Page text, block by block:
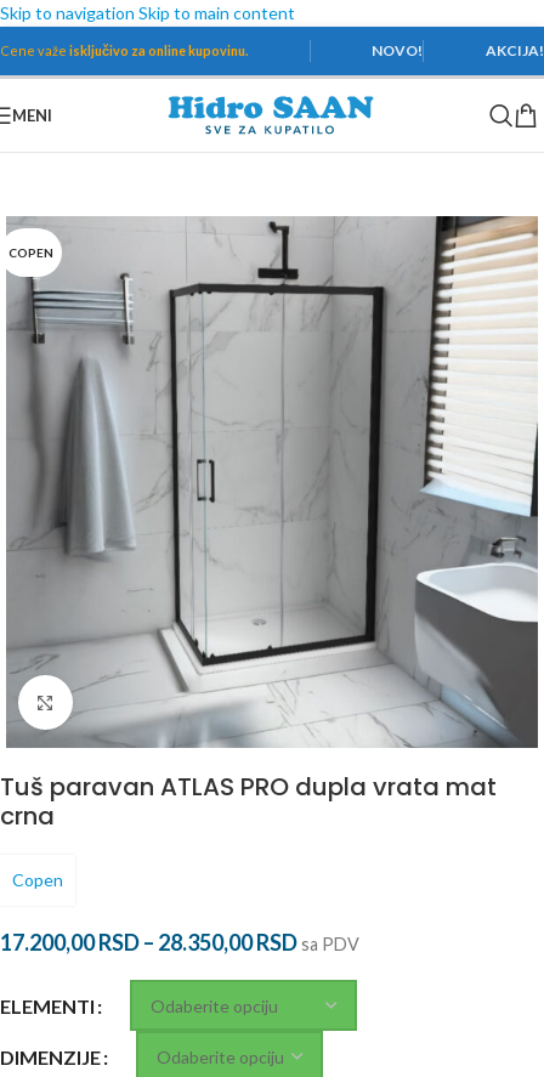
Skip to navigation Skip to main content
Cene važe isključivo za online kupovinu. NOVO! AKCIJA!
MENI
Tuš kabine i paravani/ Paravani
COPEN
Povećaj
Tuš paravan ATLAS PRO dupla vrata mat
crna
Copen
17.200,00RSD– 28.350,00RSDsa PDV
ELEMENTI
DIMENZIJE